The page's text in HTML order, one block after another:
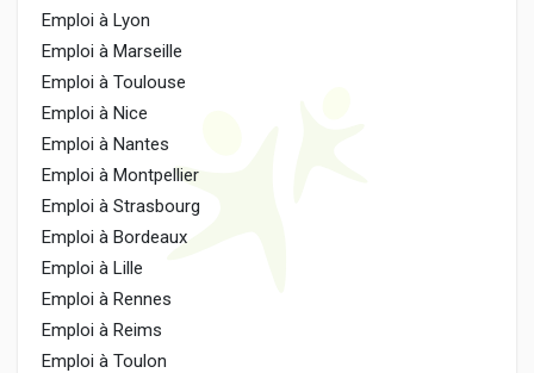
Emploi à Lyon
Emploi à Marseille
Emploi à Toulouse
Emploi à Nice
Emploi à Nantes
Emploi à Montpellier
Emploi à Strasbourg
Emploi à Bordeaux
Emploi à Lille
Emploi à Rennes
Emploi à Reims
Emploi à Toulon